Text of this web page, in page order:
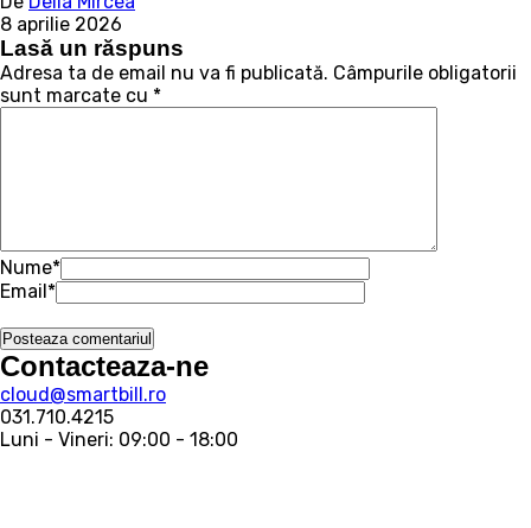
8 aprilie 2026
Lasă un răspuns
Adresa ta de email nu va fi publicată. Câmpurile obligatorii
sunt marcate cu *
Nume*
Email*
Contacteaza-ne
cloud@smartbill.ro
031.710.4215
Luni - Vineri: 09:00 - 18:00